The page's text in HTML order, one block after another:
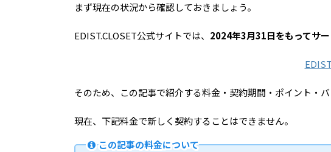
まず現在の状況から確認しておきましょう。
EDIST.CLOSET公式サイトでは、 2024年3月31日をもってサ
そのため、この記事で紹介する料金・契約期間・ポイント・
現在、下記料金で新しく契約することはできません。
この記事の料金について